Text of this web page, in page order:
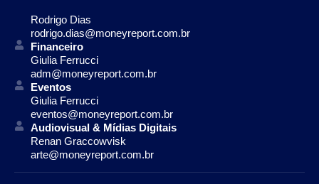
Rodrigo Dias
rodrigo.dias@moneyreport.com.br
Financeiro
Giulia Ferrucci
adm@moneyreport.com.br
Eventos
Giulia Ferrucci
eventos@moneyreport.com.br
Audiovisual & Mídias Digitais
Renan Graccowvisk
arte@moneyreport.com.br